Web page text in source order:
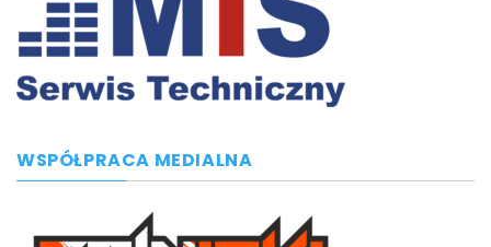
WSPÓŁPRACA MEDIALNA